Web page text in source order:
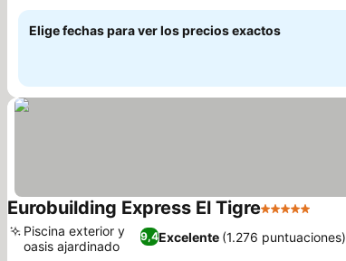
Elige fechas para ver los precios exactos
Eurobuilding Express El Tigre5 Estrellas
9,4Excelente (1.276 puntuaciones)
Piscina exterior y
oasis ajardinado